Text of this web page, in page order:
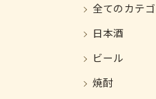
全てのカテ
日本酒
ビール
焼酎